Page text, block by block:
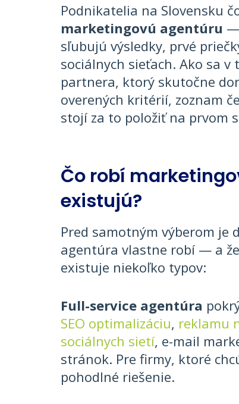
Podnikatelia na Slovensku
marketingovú agentúru —
sľubujú výsledky, prvé
sociálnych sieťach. Ako sa
partnera, ktorý skutočne
overených kritérií, zoznam
stojí za to položiť na prvom
Čo robí
existujú?
Pred samotným výberom je
agentúra vlastne robí — a
existuje niekoľko typov:
Full-service agentúra
SEO optimalizáciu, reklamu
sociálnych sietí, e-mail
stránok. Pre firmy, ktoré
pohodlné riešenie.